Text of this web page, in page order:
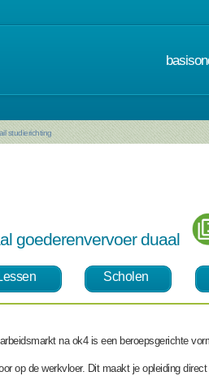
studierichting
goederenvervoer duaal
Scholen
na ok4 is een beroepsgerichte
op de werkvloer. Dit maakt je opleiding